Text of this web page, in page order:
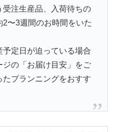
注生産品、入荷待ちの
〜3週間のお時間をいた
定日が迫っている場合
の「お届け目安」をご
プランニングをおすす